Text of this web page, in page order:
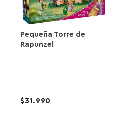
Pequeña Torre de
Rapunzel
31.990